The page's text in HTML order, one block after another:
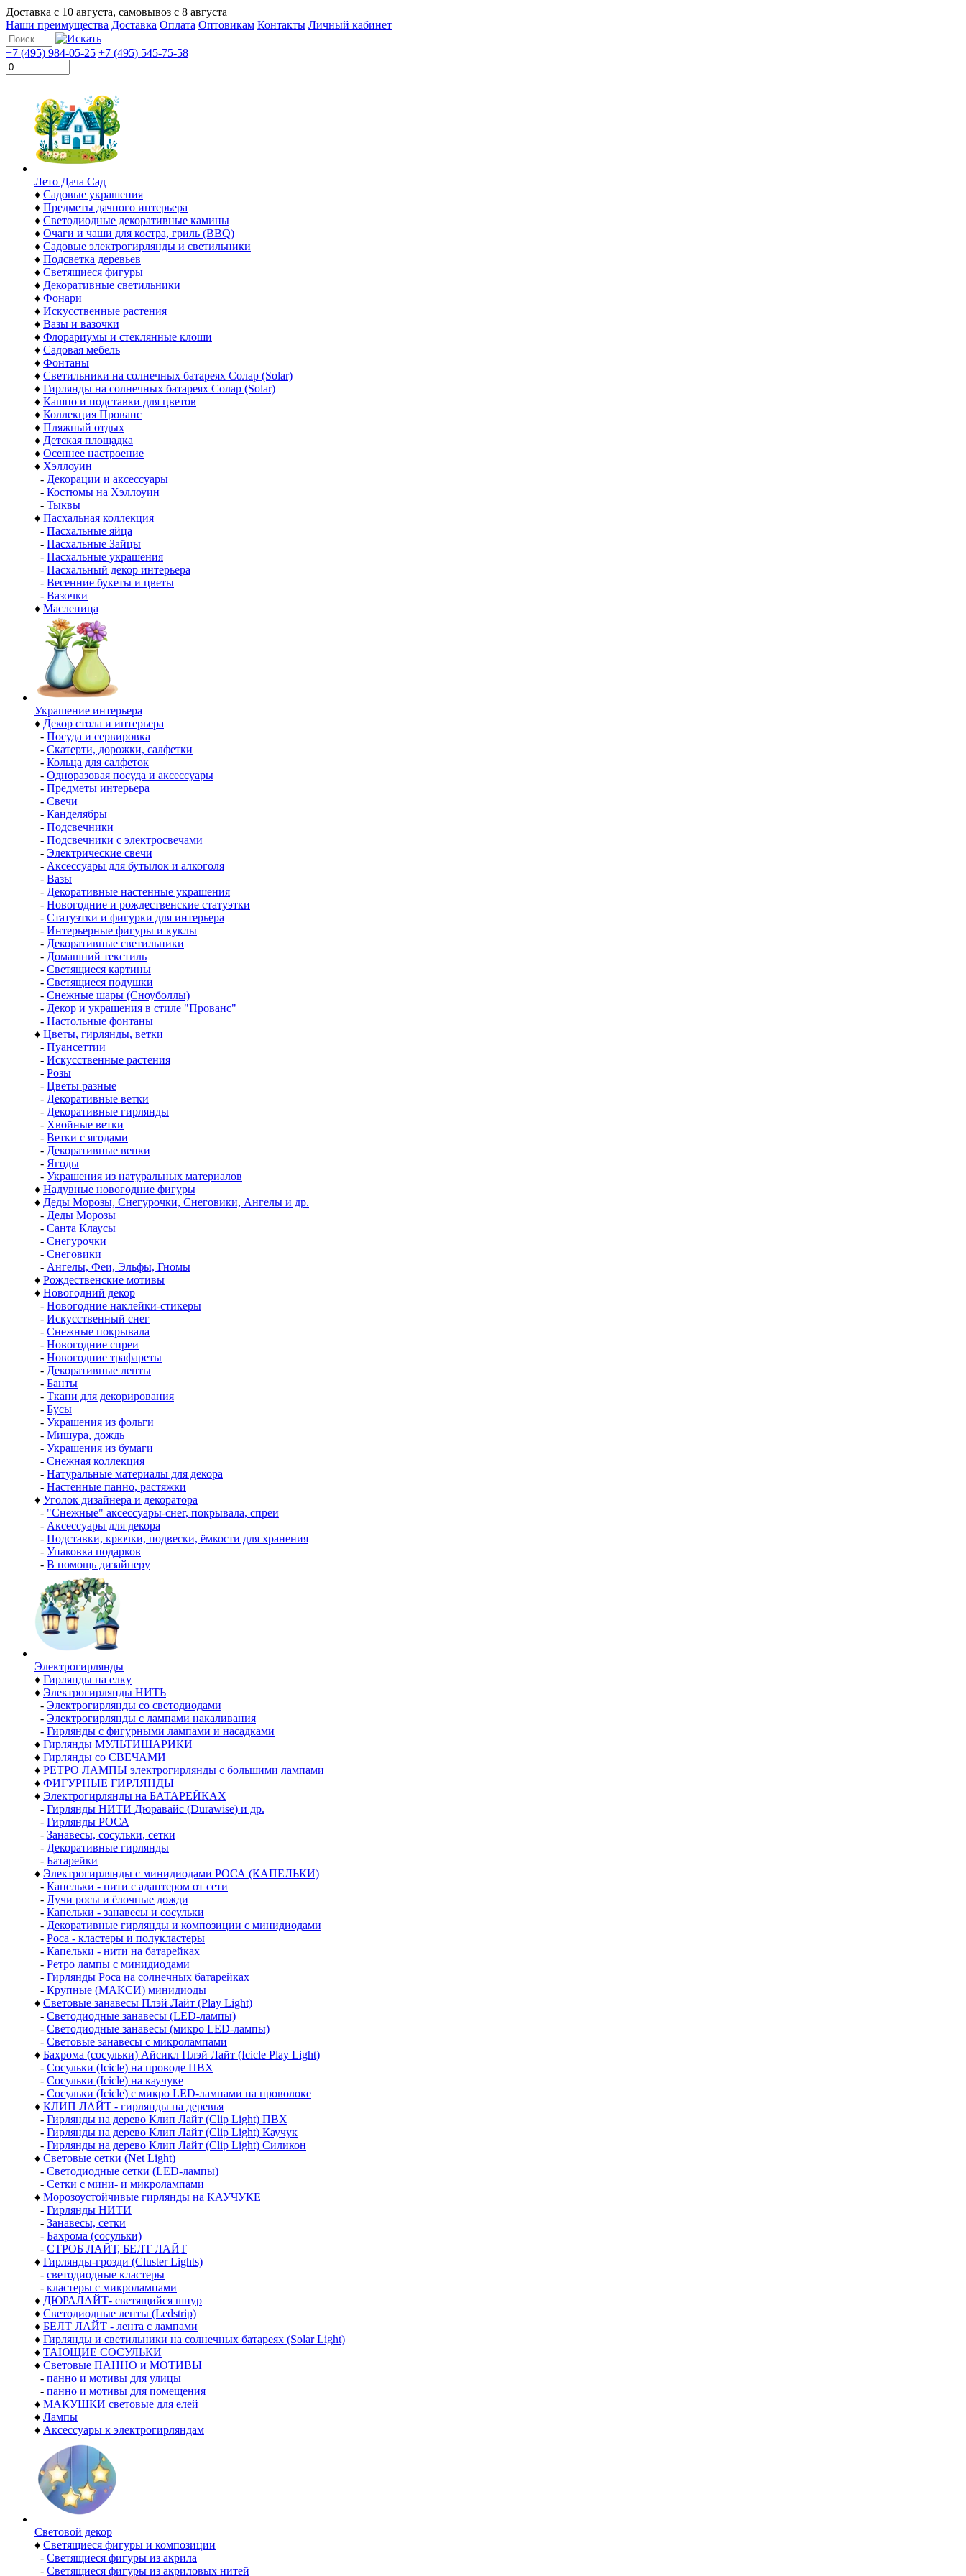
Доставка с 10 августа, самовывоз с 8 августа
Наши преимущества Доставка Оплата Оптовикам Контакты Личный кабинет
+7 (495) 984-05-25 +7 (495) 545-75-58
Лето Дача Сад
♦ Садовые украшения
♦ Предметы дачного интерьера
♦ Светодиодные декоративные камины
♦ Очаги и чаши для костра, гриль (BBQ)
♦ Садовые электрогирлянды и светильники
♦ Подсветка деревьев
♦ Светящиеся фигуры
♦ Декоративные светильники
♦ Фонари
♦ Искусственные растения
♦ Вазы и вазочки
♦ Флорариумы и стеклянные клоши
♦ Садовая мебель
♦ Фонтаны
♦ Светильники на солнечных батареях Солар (Solar)
♦ Гирлянды на солнечных батареях Солар (Solar)
♦ Кашпо и подставки для цветов
♦ Коллекция Прованс
♦ Пляжный отдых
♦ Детская площадка
♦ Осеннее настроение
♦ Хэллоуин
- Декорации и аксессуары
- Костюмы на Хэллоуин
- Тыквы
♦ Пасхальная коллекция
- Пасхальные яйца
- Пасхальные Зайцы
- Пасхальные украшения
- Пасхальный декор интерьера
- Весенние букеты и цветы
- Вазочки
♦ Масленица
Украшение интерьера
♦ Декор стола и интерьера
- Посуда и сервировка
- Скатерти, дорожки, салфетки
- Кольца для салфеток
- Одноразовая посуда и аксессуары
- Предметы интерьера
- Свечи
- Канделябры
- Подсвечники
- Подсвечники с электросвечами
- Электрические свечи
- Аксессуары для бутылок и алкоголя
- Вазы
- Декоративные настенные украшения
- Новогодние и рождественские статуэтки
- Статуэтки и фигурки для интерьера
- Интерьерные фигуры и куклы
- Декоративные светильники
- Домашний текстиль
- Светящиеся картины
- Светящиеся подушки
- Снежные шары (Сноуболлы)
- Декор и украшения в стиле "Прованс"
- Настольные фонтаны
♦ Цветы, гирлянды, ветки
- Пуансеттии
- Искусственные растения
- Розы
- Цветы разные
- Декоративные ветки
- Декоративные гирлянды
- Хвойные ветки
- Ветки с ягодами
- Декоративные венки
- Ягоды
- Украшения из натуральных материалов
♦ Надувные новогодние фигуры
♦ Деды Морозы, Снегурочки, Снеговики, Ангелы и др.
- Деды Морозы
- Санта Клаусы
- Снегурочки
- Снеговики
- Ангелы, Феи, Эльфы, Гномы
♦ Рождественские мотивы
♦ Новогодний декор
- Новогодние наклейки-стикеры
- Искусственный снег
- Снежные покрывала
- Новогодние спреи
- Новогодние трафареты
- Декоративные ленты
- Банты
- Ткани для декорирования
- Бусы
- Украшения из фольги
- Мишура, дождь
- Украшения из бумаги
- Снежная коллекция
- Натуральные материалы для декора
- Настенные панно, растяжки
♦ Уголок дизайнера и декоратора
- "Снежные" аксессуары-снег, покрывала, спреи
- Аксессуары для декора
- Подставки, крючки, подвески, ёмкости для хранения
- Упаковка подарков
- В помощь дизайнеру
Электро­гирлянды
♦ Гирлянды на елку
♦ Электрогирлянды НИТЬ
- Электрогирлянды со светодиодами
- Электрогирлянды с лампами накаливания
- Гирлянды с фигурными лампами и насадками
♦ Гирлянды МУЛЬТИШАРИКИ
♦ Гирлянды со СВЕЧАМИ
♦ РЕТРО ЛАМПЫ электрогирлянды с большими лампами
♦ ФИГУРНЫЕ ГИРЛЯНДЫ
♦ Электрогирлянды на БАТАРЕЙКАХ
- Гирлянды НИТИ Дюравайс (Durawise) и др.
- Гирлянды РОСА
- Занавесы, сосульки, сетки
- Декоративные гирлянды
- Батарейки
♦ Электрогирлянды с минидиодами РОСА (КАПЕЛЬКИ)
- Капельки - нити с адаптером от сети
- Лучи росы и ёлочные дожди
- Капельки - занавесы и сосульки
- Декоративные гирлянды и композиции с минидиодами
- Роса - кластеры и полукластеры
- Капельки - нити на батарейках
- Ретро лампы с минидиодами
- Гирлянды Роса на солнечных батарейках
- Крупные (МАКСИ) минидиоды
♦ Световые занавесы Плэй Лайт (Play Light)
- Светодиодные занавесы (LED-лампы)
- Светодиодные занавесы (микро LED-лампы)
- Световые занавесы с микролампами
♦ Бахрома (сосульки) Айсикл Плэй Лайт (Icicle Play Light)
- Сосульки (Icicle) на проводе ПВХ
- Сосульки (Icicle) на каучуке
- Сосульки (Icicle) с микро LED-лампами на проволоке
♦ КЛИП ЛАЙТ - гирлянды на деревья
- Гирлянды на дерево Клип Лайт (Clip Light) ПВХ
- Гирлянды на дерево Клип Лайт (Clip Light) Каучук
- Гирлянды на дерево Клип Лайт (Clip Light) Силикон
♦ Световые сетки (Net Light)
- Светодиодные сетки (LED-лампы)
- Сетки с мини- и микролампами
♦ Морозоустойчивые гирлянды на КАУЧУКЕ
- Гирлянды НИТИ
- Занавесы, сетки
- Бахрома (сосульки)
- СТРОБ ЛАЙТ, БЕЛТ ЛАЙТ
♦ Гирлянды-грозди (Cluster Lights)
- светодиодные кластеры
- кластеры с микролампами
♦ ДЮРАЛАЙТ- светящийся шнур
♦ Светодиодные ленты (Ledstrip)
♦ БЕЛТ ЛАЙТ - лента с лампами
♦ Гирлянды и светильники на солнечных батареях (Solar Light)
♦ ТАЮЩИЕ СОСУЛЬКИ
♦ Световые ПАННО и МОТИВЫ
- панно и мотивы для улицы
- панно и мотивы для помещения
♦ МАКУШКИ световые для елей
♦ Лампы
♦ Аксессуары к электрогирляндам
Световой декор
♦ Светящиеся фигуры и композиции
- Светящиеся фигуры из акрила
- Светящиеся фигуры из акриловых нитей